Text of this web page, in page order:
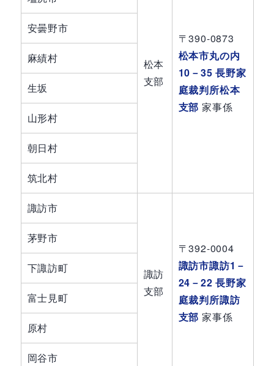
松本
支部
〒390-0873
松本市丸の内
10－35 長野家
庭裁判所松本
支部 家事係
安曇野市
麻績村
生坂
山形村
朝日村
筑北村
諏訪市
諏訪
支部
〒392-0004
諏訪市諏訪1－
24－22 長野家
庭裁判所諏訪
支部 家事係
茅野市
下諏訪町
富士見町
原村
岡谷市